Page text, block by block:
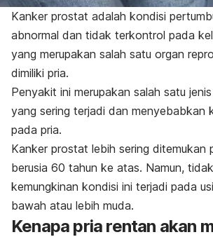
Kanker prostat adalah kondisi
abnormal dan tidak terkontrol pada
yang merupakan salah satu organ
dimiliki pria.
Penyakit ini merupakan salah satu
yang sering terjadi dan menyebabkan
pada pria.
Kanker prostat lebih sering ditemukan
berusia 60 tahun ke atas. Namun,
kemungkinan kondisi ini terjadi pada
bawah atau lebih muda.
Kenapa pria rentan akan